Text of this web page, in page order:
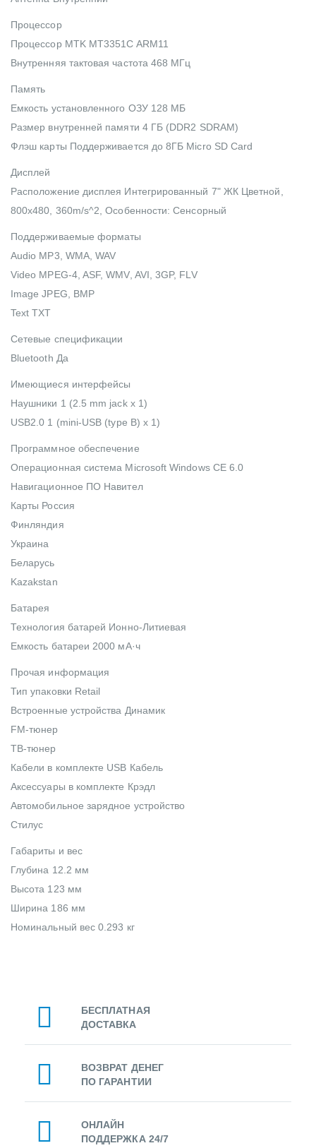
Процессор
Процессор MTK MT3351C ARM11
Внутренняя тактовая частота 468 МГц
Память
Емкость установленного ОЗУ 128 МБ
Размер внутренней памяти 4 ГБ (DDR2 SDRAM)
Флэш карты Поддерживается до 8ГБ Micro SD Card
Дисплей
Расположение дисплея Интегрированный 7" ЖК Цветной,
800x480, 360m/s^2, Особенности: Сенсорный
Поддерживаемые форматы
Audio MP3, WMA, WAV
Video MPEG-4, ASF, WMV, AVI, 3GP, FLV
Image JPEG, BMP
Text TXT
Cетевые спецификации
Bluetooth Да
Имеющиеся интерфейсы
Наушники 1 (2.5 mm jack x 1)
USB2.0 1 (mini-USB (type B) x 1)
Программное обеспечение
Операционная система Microsoft Windows CE 6.0
Навигационное ПО Навител
Карты Россия
Финляндия
Украина
Беларусь
Kazakstan
Батарея
Технология батарей Ионно-Литиевая
Емкость батареи 2000 мА·ч
Прочая информация
Тип упаковки Retail
Встроенные устройства Динамик
FM-тюнер
ТВ-тюнер
Кабели в комплекте USB Кабель
Аксессуары в комплекте Крэдл
Автомобильное зарядное устройство
Стилус
Габариты и вес
Глубина 12.2 мм
Высота 123 мм
Ширина 186 мм
Номинальный вес 0.293 кг
БЕСПЛАТНАЯ
ДОСТАВКА
ВОЗВРАТ ДЕНЕГ
ПО ГАРАНТИИ
ОНЛАЙН
ПОДДЕРЖКА 24/7